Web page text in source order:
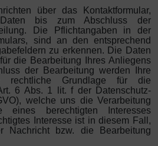
über das Kontaktformular,
bis zum Abschluss der
Die Pflichtangaben in der
sind an den entsprechend
zu erkennen. Die Daten
die Bearbeitung Ihres Anliegens
der Bearbeitung werden Ihre
rechtliche Grundlage für die
6 Abs. 1 lit. f der Datenschutz-
welche uns die Verarbeitung
berechtigten Interesses
Interesse ist in diesem Fall,
Nachricht bzw. die Bearbeitung